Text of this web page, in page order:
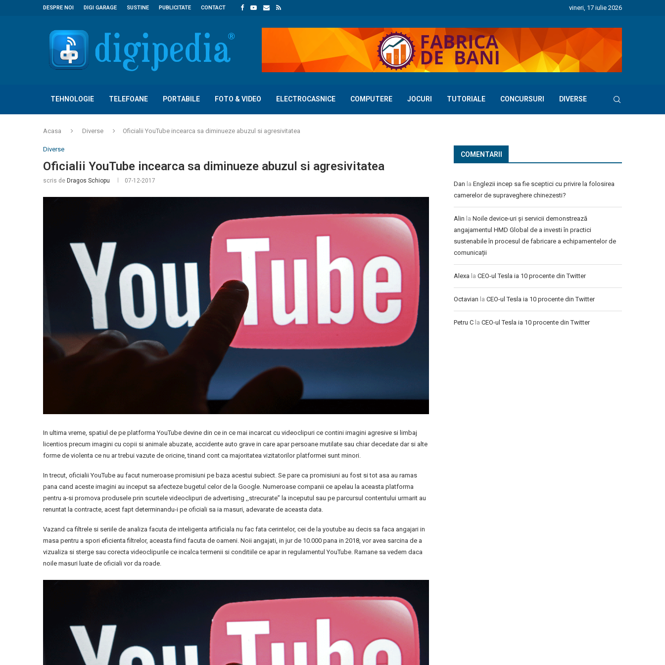
DESPRE NOI DIGI GARAGE SUSTINE PUBLICITATE CONTACT vineri, 17 iulie 2026
TEHNOLOGIE TELEFOANE PORTABILE FOTO & VIDEO ELECTROCASNICE COMPUTERE JOCURI TUTORIALE CONCURSURI DIVERSE
Acasa Diverse Oficialii YouTube incearca sa diminueze abuzul si agresivitatea
Diverse
Oficialii YouTube incearca sa diminueze abuzul si agresivitatea
scris de Dragos Schiopu 07-12-2017
In ultima vreme, spatiul de pe platforma YouTube devine din ce in ce mai incarcat cu videoclipuri ce contini imagini agresive si limbaj
licentios precum imagini cu copii si animale abuzate, accidente auto grave in care apar persoane mutilate sau chiar decedate dar si alte
forme de violenta ce nu ar trebui vazute de oricine, tinand cont ca majoritatea vizitatorilor platformei sunt minori.
In trecut, oficialii YouTube au facut numeroase promisiuni pe baza acestui subiect. Se pare ca promisiuni au fost si tot asa au ramas
pana cand aceste imagini au inceput sa afecteze bugetul celor de la Google. Numeroase companii ce apelau la aceasta platforma
pentru a-si promova produsele prin scurtele videoclipuri de advertising ,,strecurate” la inceputul sau pe parcursul contentului urmarit au
renuntat la contracte, acest fapt determinandu-i pe oficiali sa ia masuri, adevarate de aceasta data.
Vazand ca filtrele si seriile de analiza facuta de inteligenta artificiala nu fac fata cerintelor, cei de la youtube au decis sa faca angajari in
masa pentru a spori eficienta filtrelor, aceasta fiind facuta de oameni. Noii angajati, in jur de 10.000 pana in 2018, vor avea sarcina de a
vizualiza si sterge sau corecta videoclipurile ce incalca termenii si conditiile ce apar in regulamentul YouTube. Ramane sa vedem daca
noile masuri luate de oficiali vor da roade.
COMENTARII
Dan la Englezii incep sa fie sceptici cu privire la folosirea
camerelor de supraveghere chinezesti?
Alin la Noile device-uri și servicii demonstrează
angajamentul HMD Global de a investi în practici
sustenabile în procesul de fabricare a echipamentelor de
comunicații
Alexa la CEO-ul Tesla ia 10 procente din Twitter
Octavian la CEO-ul Tesla ia 10 procente din Twitter
Petru C la CEO-ul Tesla ia 10 procente din Twitter